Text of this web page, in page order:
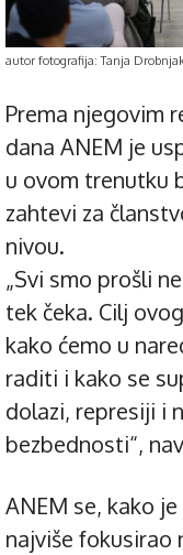
autor fotografija: Tanja
Prema njegovim
dana ANEM je
u ovom trenutku
zahtevi za
nivou.
„Svi smo prošli
tek čeka. Cilj
kako ćemo u
raditi i kako se
dolazi, represiji i
bezbednosti“,
ANEM se, kako
najviše fokusirao